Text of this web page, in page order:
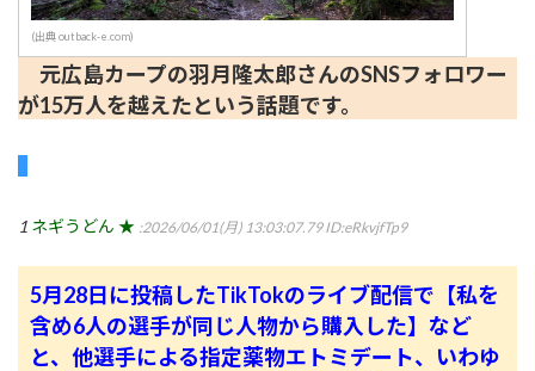
(出典 outback-e.com)
元広島カープの羽月隆太郎さんのSNSフォロワー
が15万人を越えたという話題です。
1 ネギうどん ★ :2026/06/01(月) 13:03:07.79ID:eRkvjfTp9
5月28日に投稿したTikTokのライブ配信で【私を
含め6人の選手が同じ人物から購入した】など
と、他選手による指定薬物エトミデート、いわゆ